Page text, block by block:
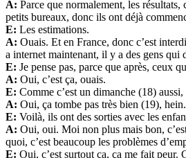
A: Parce que normalement, les résultats,
petits bureaux, donc ils ont déjà
E: Les estimations.
A: Ouais. Et en France, donc c’est
a internet maintenant, il y a des gens
E: Je pense pas, parce que après, ceux
A: Oui, c’est ça, ouais.
E: Comme c’est un dimanche (18)
A: Oui, ça tombe pas très bien (19), hein.
E: Voilà, ils ont des sorties avec les
A: Oui, oui. Moi non plus mais bon,
quoi, c’est beaucoup les problèmes
E: Oui, c’est surtout ça, ça me fait peur.